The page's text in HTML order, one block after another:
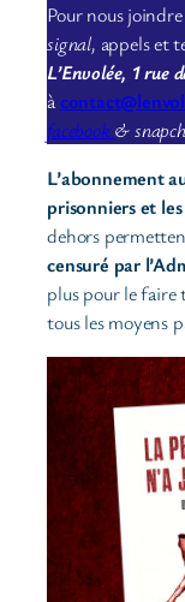
Pour nous joindre
signal, appels et
L’Envolée, 1 rue
à
facebook&
L’abonnement
prisonniers et
dehors
censuré par
plus pour le faire
tous les moyens